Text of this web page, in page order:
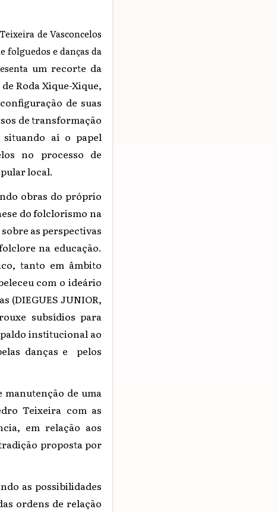
de Vasconcelos
folguedos e danças da
um recorte da
Roda Xique-Xique,
de suas
de transformação
situando aí o papel
no processo de
local.
obras do próprio
do folclorismo na
sobre as perspectivas
na educação.
tanto em âmbito
com o ideário
(DIEGUES JUNIOR,
subsídios para
institucional ao
danças e pelos
de uma
Teixeira com as
em relação aos
proposta por
as possibilidades
ordens de relação